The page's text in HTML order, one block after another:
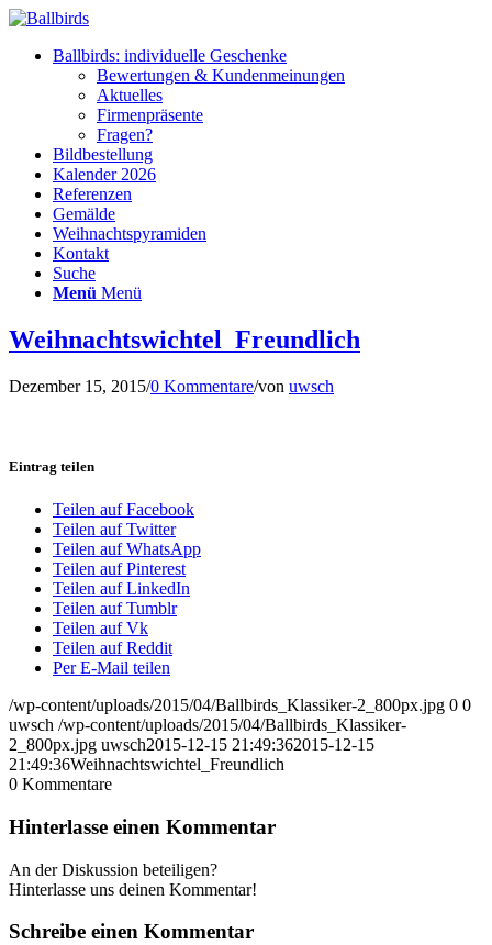
Ballbirds: individuelle Geschenke
Bewertungen & Kundenmeinungen
Aktuelles
Firmenpräsente
Fragen?
Bildbestellung
Kalender 2026
Referenzen
Gemälde
Weihnachtspyramiden
Kontakt
Suche
Menü Menü
Weihnachtswichtel_Freundlich
Dezember 15, 2015/0 Kommentare/von uwsch
Eintrag teilen
Teilen auf Facebook
Teilen auf Twitter
Teilen auf WhatsApp
Teilen auf Pinterest
Teilen auf LinkedIn
Teilen auf Tumblr
Teilen auf Vk
Teilen auf Reddit
Per E-Mail teilen
/wp-content/uploads/2015/04/Ballbirds_Klassiker-2_800px.jpg 0 0
uwsch /wp-content/uploads/2015/04/Ballbirds_Klassiker-
2_800px.jpg uwsch2015-12-15 21:49:362015-12-15
21:49:36Weihnachtswichtel_Freundlich
0 Kommentare
Hinterlasse einen Kommentar
An der Diskussion beteiligen?
Hinterlasse uns deinen Kommentar!
Schreibe einen Kommentar